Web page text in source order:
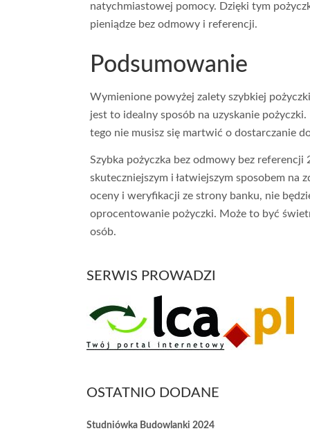
natychmiastowej pomocy. Dzięki tym
pieniądze bez odmowy i referencji.
Podsumowanie
Wymienione powyżej zalety szybkiej
jest to idealny sposób na uzyskanie
tego nie musisz się martwić o dostarczanie
Szybka pożyczka bez odmowy bez
skuteczniejszym i łatwiejszym sposobem na
oceny i weryfikacji ze strony banku, nie
oprocentowanie pożyczki. Może to być
osób.
SERWIS PROWADZI
OSTATNIO DODANE
Studniówka Budowlanki 2024